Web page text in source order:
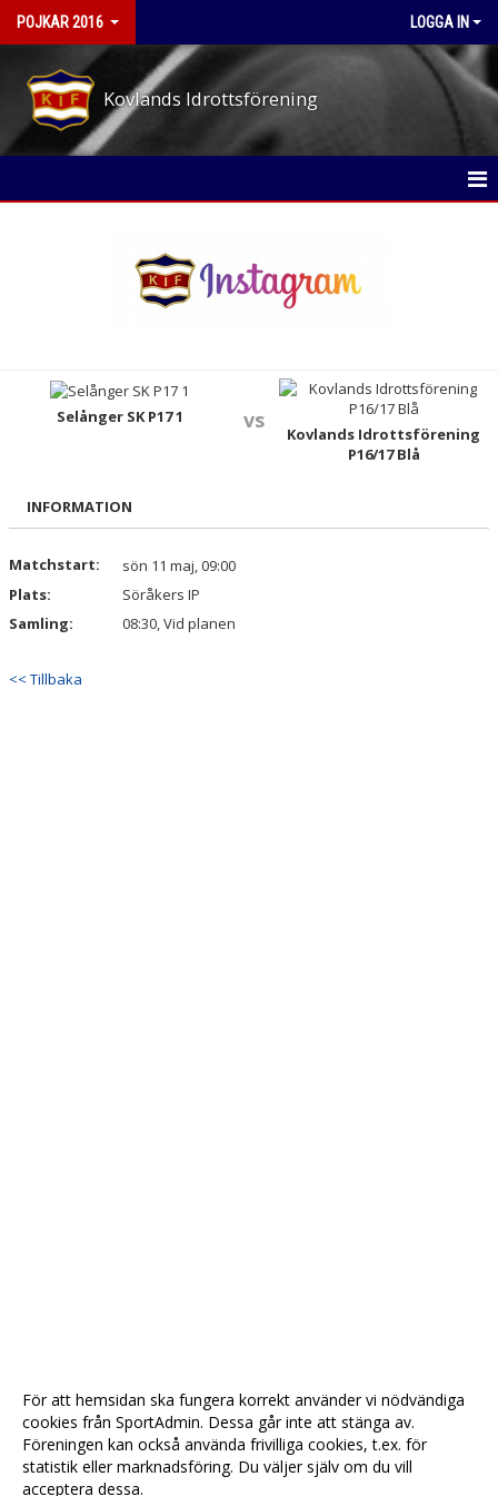
POJKAR 2016 LOGGA IN
Kovlands Idrottsförening
TRUPPEN
DOKUMENT
KONTAKT
Selånger SK P17 1 vs
Kovlands Idrottsförening
P16/17 Blå
INFORMATION
Matchstart:
sön 11 maj, 09:00
Plats:
Söråkers IP
Samling:
08:30, Vid planen
<< Tillbaka
För att hemsidan ska fungera korrekt använder vi nödvändiga
cookies från SportAdmin. Dessa går inte att stänga av.
Föreningen kan också använda frivilliga cookies, t.ex. för
statistik eller marknadsföring. Du väljer själv om du vill
acceptera dessa.